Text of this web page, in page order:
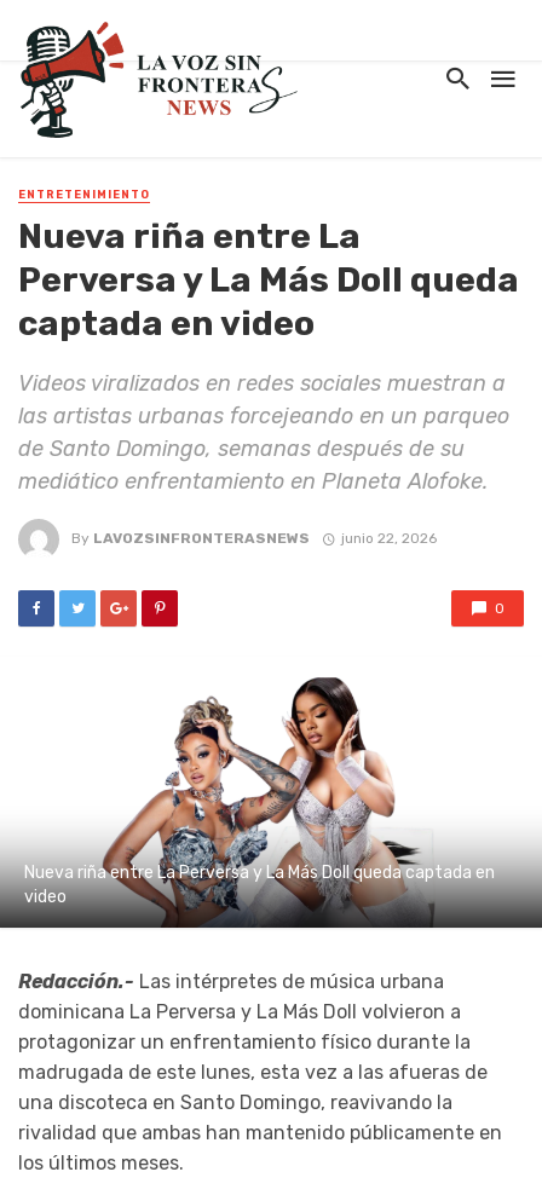
ENTRETENIMIENTO
Nueva riña entre La
Perversa y La Más Doll queda
captada en video
Videos viralizados en redes sociales muestran a
las artistas urbanas forcejeando en un parqueo
de Santo Domingo, semanas después de su
mediático enfrentamiento en Planeta Alofoke.
By LAVOZSINFRONTERASNEWS junio 22, 2026
0
Nueva riña entre La Perversa y La Más Doll queda captada en
video
Redacción.- Las intérpretes de música urbana
dominicana La Perversa y La Más Doll volvieron a
protagonizar un enfrentamiento físico durante la
madrugada de este lunes, esta vez a las afueras de
una discoteca en Santo Domingo, reavivando la
rivalidad que ambas han mantenido públicamente en
los últimos meses.